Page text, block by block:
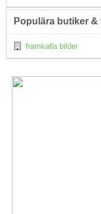
Populära butiker &
framkalla bilder